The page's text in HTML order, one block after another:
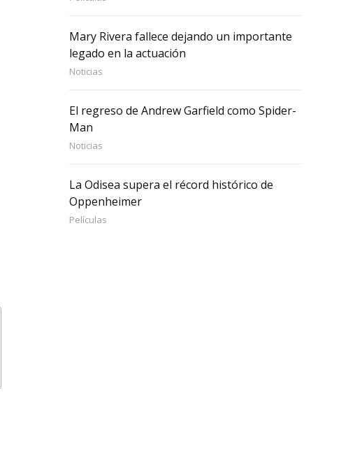
Mary Rivera fallece dejando un importante
legado en la actuación
Noticias
El regreso de Andrew Garfield como Spider-
Man
Noticias
La Odisea supera el récord histórico de
Oppenheimer
Películas